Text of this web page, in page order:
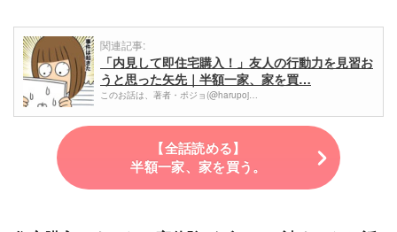
関連記事:
「内見して即住宅購入！」友人の行動力を見習お
うと思った矢先｜半額一家、家を買…
このお話は、著者・ポジョ(@harupoj…
【全話読める】
半額一家、家を買う。